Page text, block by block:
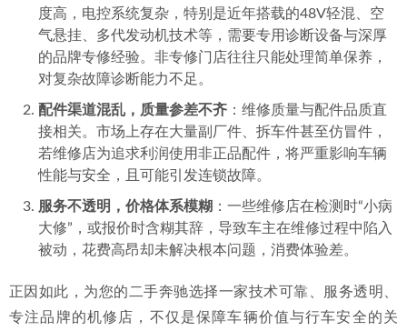
度高，电控系统复杂，特别是近年搭载的48V轻混、空
气悬挂、多代发动机技术等，需要专用诊断设备与深厚
的品牌专修经验。非专修门店往往只能处理简单保养，
对复杂故障诊断能力不足。
配件渠道混乱，质量参差不齐 ：维修质量与配件品质直
接相关。市场上存在大量副厂件、拆车件甚至仿冒件，
若维修店为追求利润使用非正品配件，将严重影响车辆
性能与安全，且可能引发连锁故障。
服务不透明，价格体系模糊 ：一些维修店在检测时“小病
大修”，或报价时含糊其辞，导致车主在维修过程中陷入
被动，花费高昂却未解决根本问题，消费体验差。
正因如此，为您的二手奔驰选择一家技术可靠、服务透明、
专注品牌的机修店，不仅是保障车辆价值与行车安全的关